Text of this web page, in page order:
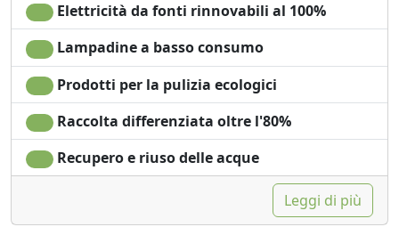
Elettricità da fonti rinnovabili al 100%
Lampadine a basso consumo
Prodotti per la pulizia ecologici
Raccolta differenziata oltre l'80%
Recupero e riuso delle acque
Leggi di più